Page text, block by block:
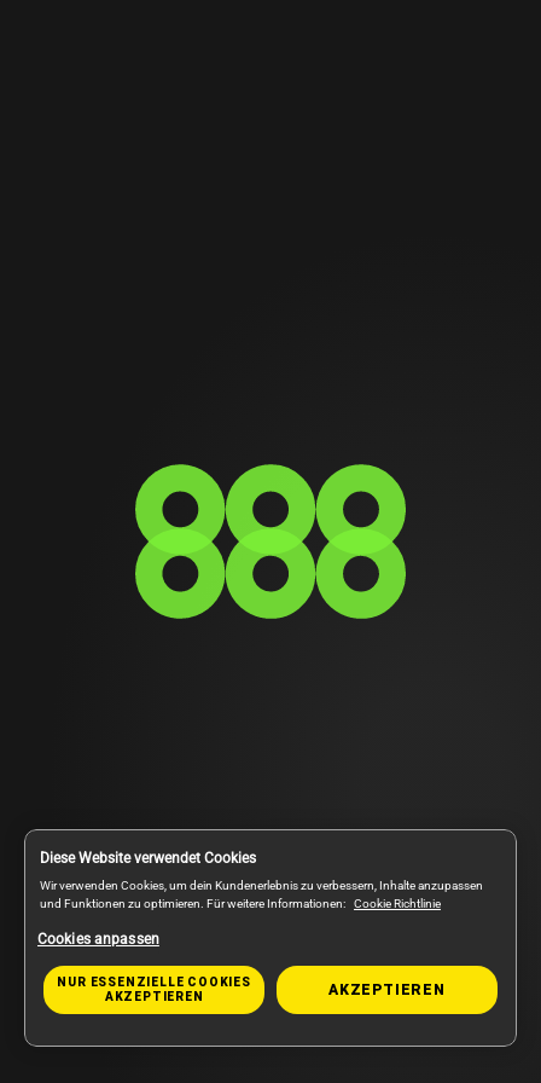
Diese Website verwendet Cookies
Wir verwenden Cookies, um dein Kundenerlebnis zu verbessern, Inhalte anzupassen
und Funktionen zu optimieren. Für weitere Informationen:
Cookie Richtlinie
Cookies anpassen
NUR ESSENZIELLE COOKIES
AKZEPTIEREN
AKZEPTIEREN